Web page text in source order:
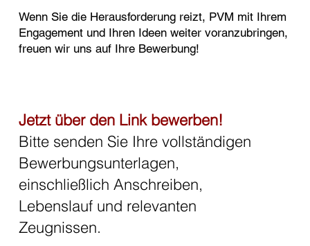
Wenn Sie die Herausforderung reizt, PVM mit Ihrem
Engagement und Ihren Ideen weiter voranzubringen,
freuen wir uns auf Ihre Bewerbung!
Jetzt über den Link bewerben!
Bitte senden Sie Ihre vollständigen
Bewerbungsunterlagen,
einschließlich Anschreiben,
Lebenslauf und relevanten
Zeugnissen.